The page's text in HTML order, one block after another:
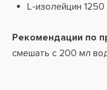
L-изолейцин 1250
Рекомендации по
смешать с 200 мл